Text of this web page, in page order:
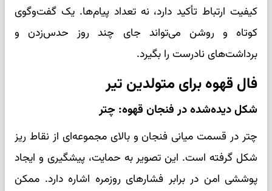
کیفیت ارتباط تأکید دارد، نه تعداد پیام‌ها. یک گفت‌وگوی
کوتاه و روشن می‌تواند جای چند روز حدس‌زدن و
برداشت‌های نادرست را بگیرد.
فال قهوه برای متولدین تیر
شکل دیده‌شده در فنجان قهوه: چتر
چتر در قسمت میانی فنجان و بالای مجموعه‌ای از نقاط ریز
شکل گرفته است. این تصویر به حمایت، پیشگیری و ایجاد
پوششی امن در برابر فشارهای روزمره اشاره دارد. ممکن